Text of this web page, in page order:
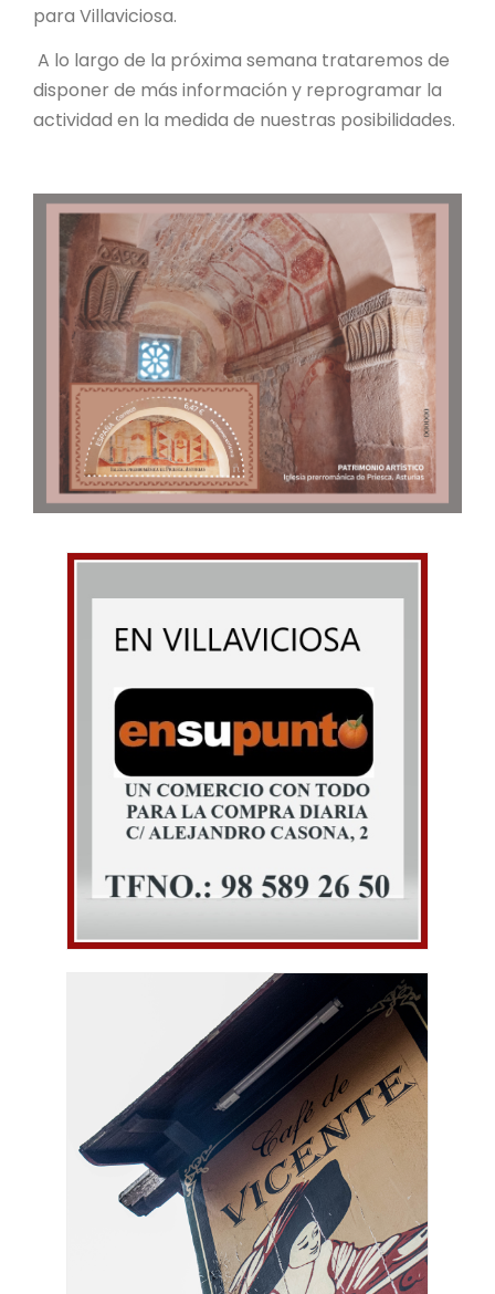
para Villaviciosa.
A lo largo de la próxima semana trataremos de
disponer de más información y reprogramar la
actividad en la medida de nuestras posibilidades.